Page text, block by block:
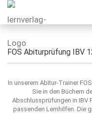
FOS Abiturprüfung IBV
In unserem Abitur-Trainer
Sie in den Büchern
Abschlussprüfungen in IBV
passenden Lernhilfen. Die